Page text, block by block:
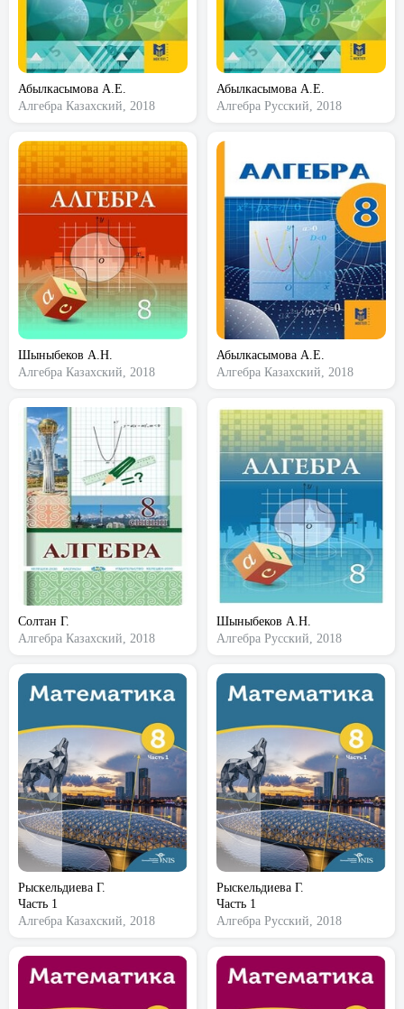
Абылкасымова А.Е.
Алгебра Казахский, 2018
Абылкасымова А.Е.
Алгебра Русский, 2018
Шыныбеков А.Н.
Алгебра Казахский, 2018
Абылкасымова А.Е.
Алгебра Казахский, 2018
Солтан Г.
Алгебра Казахский, 2018
Шыныбеков А.Н.
Алгебра Русский, 2018
Рыскельдиева Г.
Часть 1
Алгебра Казахский, 2018
Рыскельдиева Г.
Часть 1
Алгебра Русский, 2018